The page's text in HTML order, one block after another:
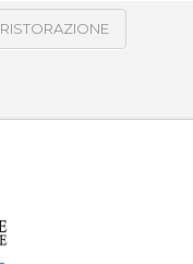
RISTORAZIONE